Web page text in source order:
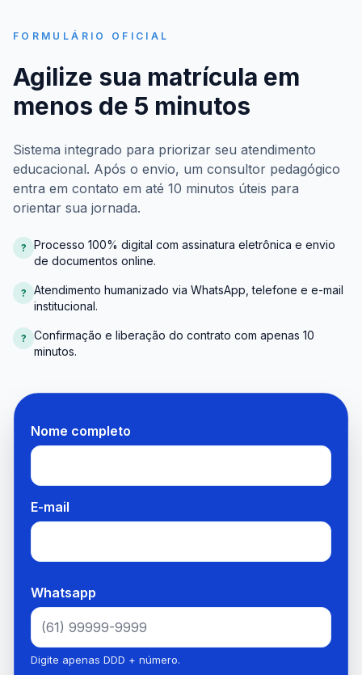
FORMULÁRIO OFICIAL
Agilize sua matrícula em
menos de 5 minutos
Sistema integrado para priorizar seu atendimento
educacional. Após o envio, um consultor pedagógico
entra em contato em até 10 minutos úteis para
orientar sua jornada.
?
Processo 100% digital com assinatura eletrônica e envio
de documentos online.
?
Atendimento humanizado via WhatsApp, telefone e e-mail
institucional.
?
Confirmação e liberação do contrato com apenas 10
minutos.
Nome completo
E-mail
Whatsapp
Digite apenas DDD + número.